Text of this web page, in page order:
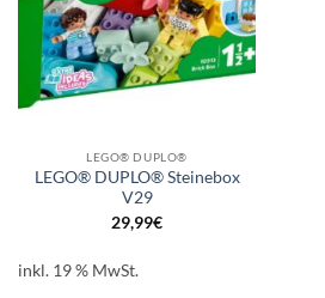
LEGO® DUPLO®
LEGO® DUPLO® Steinebox
V29
29,99€
inkl. 19 % MwSt.